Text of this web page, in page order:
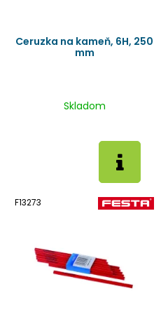
Ceruzka na kameň, 6H, 250
mm
Skladom
F13273